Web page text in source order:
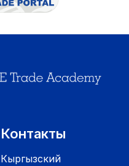
Контакты
Кыргызский